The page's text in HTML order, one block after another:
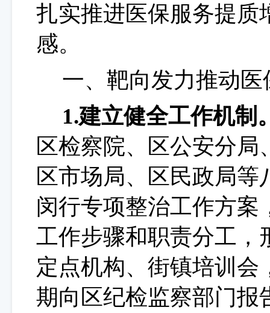
扎实推进医保服务提质
感。
一、 靶向发力推动
1.建立健全工作机制
区检察院、区公安分
区市场局、区民政局
闵行专项整治工作方案
工作步骤和职责分工，
定点机构、街镇培训
期向区纪检监察部门报